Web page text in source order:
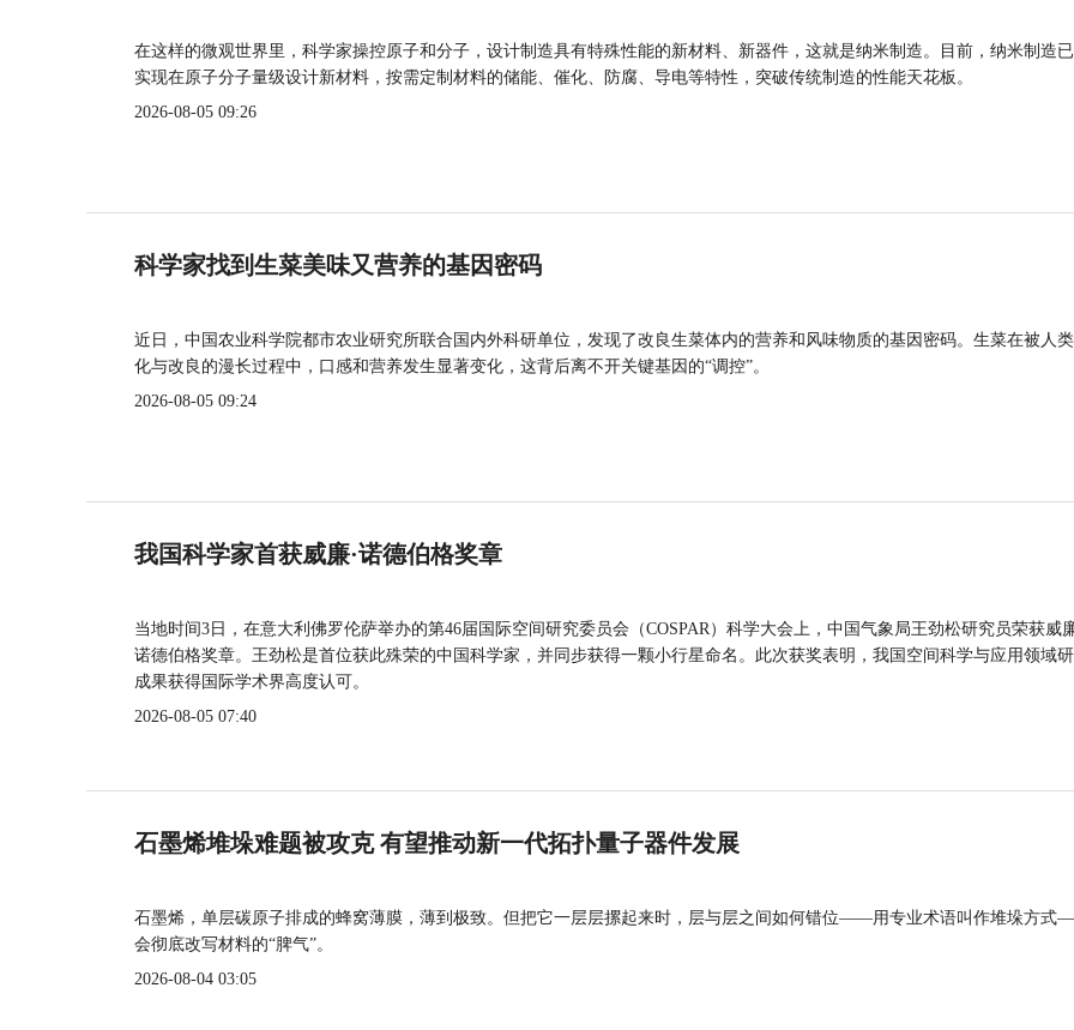
在这样的微观世界里，科学家操控原子和分子，设计制造具有特殊性能的新材料、新器件，这就是纳米制造。目前，纳米制造
实现在原子分子量级设计新材料，按需定制材料的储能、催化、防腐、导电等特性，突破传统制造的性能天花板。
2026-08-05 09:26
科学家找到生菜美味又营养的基因密码
近日，中国农业科学院都市农业研究所联合国内外科研单位，发现了改良生菜体内的营养和风味物质的基因密码。生菜在被人
化与改良的漫长过程中，口感和营养发生显著变化，这背后离不开关键基因的“调控”。
2026-08-05 09:24
我国科学家首获威廉·诺德伯格奖章
当地时间3日，在意大利佛罗伦萨举办的第46届国际空间研究委员会（COSPAR）科学大会上，中国气象局王劲松研究员荣获威
诺德伯格奖章。王劲松是首位获此殊荣的中国科学家，并同步获得一颗小行星命名。此次获奖表明，我国空间科学与应用领域
成果获得国际学术界高度认可。
2026-08-05 07:40
石墨烯堆垛难题被攻克 有望推动新一代拓扑量子器件发展
石墨烯，单层碳原子排成的蜂窝薄膜，薄到极致。但把它一层层摞起来时，层与层之间如何错位——用专业术语叫作堆垛方
会彻底改写材料的“脾气”。
2026-08-04 03:05